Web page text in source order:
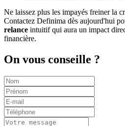
Ne laissez plus les impayés freiner la
Contactez Definima dès aujourd'hui
relance intuitif qui aura un impact
financière.
On vous conseille ?